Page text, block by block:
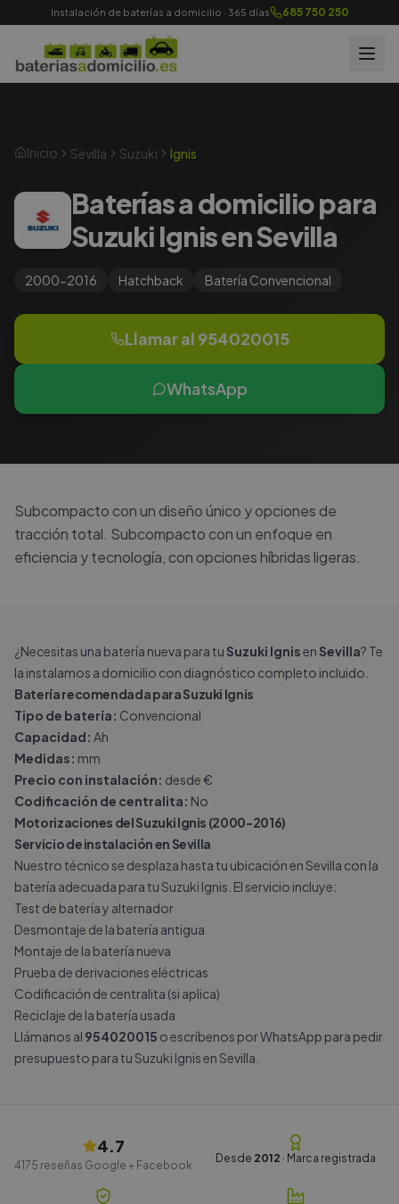
Instalación de baterías a domicilio · 365 días 685 750 250
Inicio Sevilla Suzuki Ignis
Baterías a domicilio para
Suzuki Ignis en Sevilla
2000-2016 Hatchback Batería Convencional
Llamar al 954020015
WhatsApp
Subcompacto con un diseño único y opciones de
tracción total. Subcompacto con un enfoque en
eficiencia y tecnología, con opciones híbridas ligeras.
¿Necesitas una batería nueva para tu Suzuki Ignisen Sevilla? Te
la instalamos a domicilio con diagnóstico completo incluido.
Batería recomendada para Suzuki Ignis
Tipo de batería: Convencional
Capacidad: Ah
Medidas: mm
Precio con instalación: desde €
Codificación de centralita: No
Motorizaciones del Suzuki Ignis (2000-2016)
Servicio de instalación en Sevilla
Nuestro técnico se desplaza hasta tu ubicación en Sevilla con la
batería adecuada para tu Suzuki Ignis. El servicio incluye:
Test de batería y alternador
Desmontaje de la batería antigua
Montaje de la batería nueva
Prueba de derivaciones eléctricas
Codificación de centralita (si aplica)
Reciclaje de la batería usada
Llámanos al 954020015 o escríbenos porWhatsApp para pedir
presupuesto para tu Suzuki Ignis en Sevilla.
4.7
4175 reseñas Google + Facebook
Desde 2012 · Marca registrada